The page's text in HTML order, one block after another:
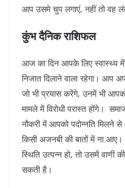
आप उसमे चुप लगाएं, नहीं तो वह
कुंभ दैनिक राशिफल
आज का दिन आपके लिए स्वास्थ्य
निजात दिलाने वाला रहेगा। आप
जो भी प्रयास करेंगे, उनमें भी
मामले में विरोधी परास्त होंगे।
नौकरी में आपको पदोन्नति मिलने
किसी अजनबी की बातों में ना आए।
स्थिति उत्पन्न हो, तो उसमें वाणी
सकती है।